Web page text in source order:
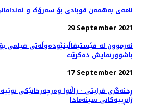
نامه‌ی به‌همه‌ن قوبادی بۆ سه‌رۆک و
29 September 2021
ئەزموون لە فێستیڤاڵینێوده‌وڵه‌تی فیلمی
باشوورنمایش ده‌کرێت
17 September 2021
ڕخنەگری ڤرایتی - زاڵاوا وەرچەرخانێکی
ژانڕییەکانی سینەمادا